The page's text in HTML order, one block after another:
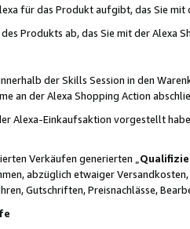
für das Produkt aufgibt, das Sie mit
Produkts ab, das Sie mit der Alexa
der Skills Session in den
an der Alexa Shopping Action
Alexa-Einkaufsaktion vorgestellt
Verkäufen generierten „
abzüglich etwaiger
Gutschriften, Preisnachlässe,